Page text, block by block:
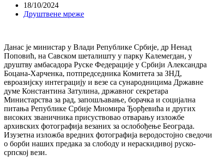
18/10/2024
Друштвене мреже
Данас је министар у Влади Републике Србије, др Ненад
Поповић, на Савском шеталишту у парку Калемегдан, у
друштву амбасадора Руске Федерације у Србији Александра
Боцана-Харченка, потпредседника Комитета за ЗНД,
евроазијску интеграцију и везе са сународницима Државне
думе Константина Затулина, државног секретара
Министарства за рад, запошљавање, борачка и социјална
питања Републике Србије Миомира Ђорђевића и других
високих званичника присуствовао отварању изложбе
архивских фотографија везаних за ослобођење Београда.
Изузетна изложба вредних фотографија веродостојно сведочи
о борби наших предака за слободу и нераскидивој руско-
српској вези.